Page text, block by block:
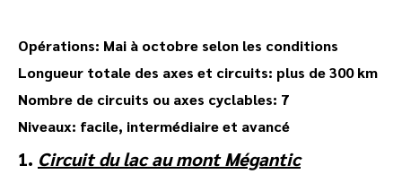
Opérations: Mai à octobre selon les conditions
Longueur totale des axes et circuits: plus de 300 km
Nombre de circuits ou axes cyclables: 7
Niveaux: facile, intermédiaire et avancé
1. Circuit du lac au mont Mégantic